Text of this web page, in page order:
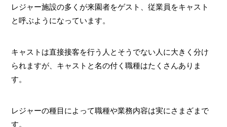
レジャー施設の多くが来園者をゲスト、従業員をキャスト
と呼ぶようになっています。
キャストは直接接客を行う人とそうでない人に大きく分け
られますが、キャストと名の付く職種はたくさんありま
す。
レジャーの種目によって職種や業務内容は実にさまざまで
す。